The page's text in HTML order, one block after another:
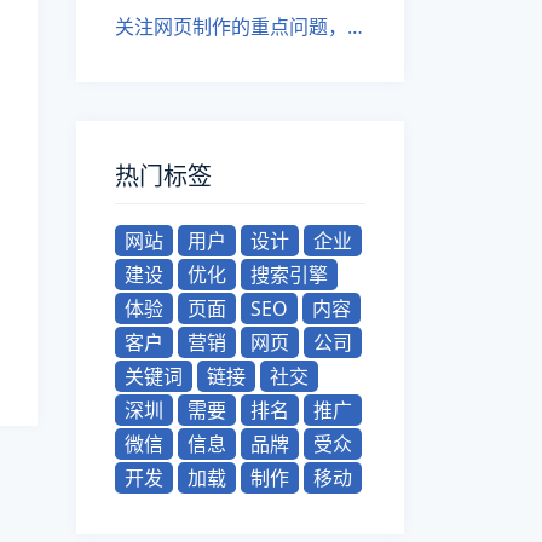
关注网页制作的重点问题，提高用户体验。
热门标签
网站 用户 设计
企业
建设
优化
搜索引擎
体验
页面 SEO
内容
客户
营销 网页
公司
关键词
链接
社交
深圳
需要 排名
推广
微信
信息 品牌
受众
开发
加载 制作 移动